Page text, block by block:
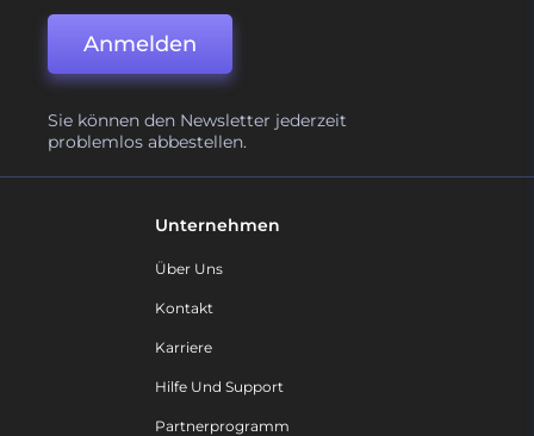
Anmelden
Sie können den Newsletter jederzeit
problemlos abbestellen.
Unternehmen
Über Uns
Kontakt
Karriere
Hilfe Und Support
Partnerprogramm